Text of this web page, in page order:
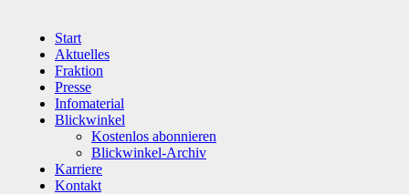
Start
Aktuelles
Fraktion
Presse
Infomaterial
Blickwinkel
Kostenlos abonnieren
Blickwinkel-Archiv
Karriere
Kontakt